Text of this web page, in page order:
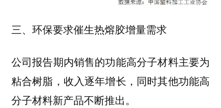
三、环保要求催生热熔胶增量需求
公司报告期内销售的功能高分子材料主要为
粘合树脂，收入逐年增长，同时其他功能高
分子材料新产品不断推出。